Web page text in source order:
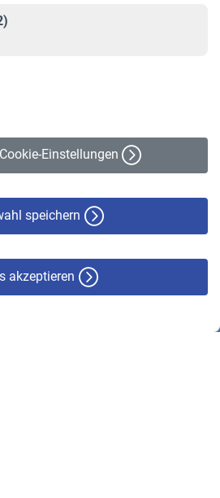
Einstellungen
speichern
akzeptieren